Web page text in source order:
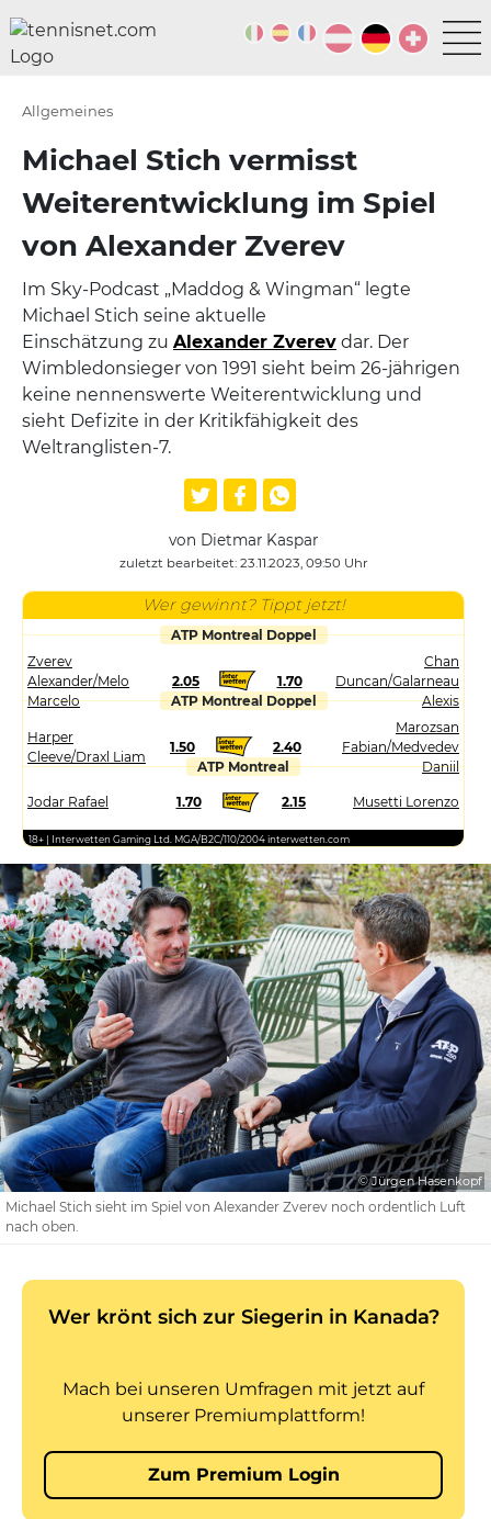
Allgemeines
Michael Stich vermisst
Weiterentwicklung im Spiel
von Alexander Zverev
Im Sky-Podcast „Maddog & Wingman“ legte
Michael Stich seine aktuelle
Einschätzung zu Alexander Zverev dar. Der
Wimbledonsieger von 1991 sieht beim 26-jährigen
keine nennenswerte Weiterentwicklung und
sieht Defizite in der Kritikfähigkeit des
Weltranglisten-7.
von Dietmar Kaspar
zuletzt bearbeitet: 23.11.2023, 09:50 Uhr
Wer gewinnt? Tippt jetzt!
ATP Montreal Doppel
Zverev
Alexander/Melo
Marcelo
2.05 1.70
Chan
Duncan/Galarneau
Alexis
ATP Montreal Doppel
Harper
Cleeve/Draxl Liam
1.50 2.40
Marozsan
Fabian/Medvedev
Daniil
ATP Montreal
Jodar Rafael 1.70 2.15 Musetti Lorenzo
18+ | Interwetten Gaming Ltd. MGA/B2C/110/2004 interwetten.com
© Jürgen Hasenkopf
Michael Stich sieht im Spiel von Alexander Zverev noch ordentlich Luft
nach oben.